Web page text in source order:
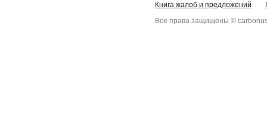
Книга жалоб и предложений
Все права защищены ©